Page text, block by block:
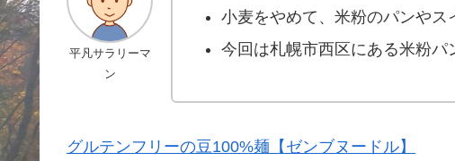
平凡サラリーマ
ン
小麦をやめて、米粉のパンやス
今回は札幌市西区にある米粉パ
グルテンフリーの豆100%麺【ゼンブヌードル】